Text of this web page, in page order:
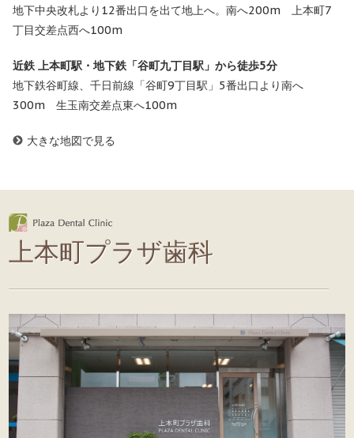
地下中央改札より12番出口を出て地上へ。南へ200m 上本町7
丁目交差点西へ100m
近鉄 上本町駅・地下鉄「谷町九丁目駅」から徒歩5分
地下鉄谷町線、千日前線「谷町9丁目駅」5番出口より南へ
300m 生玉南交差点東へ100m
大きな地図で見る
上本町プラザ歯科